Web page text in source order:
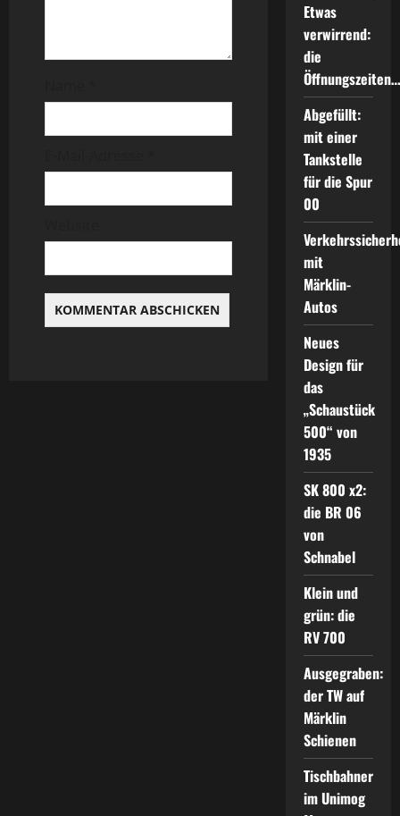
a
t
i
o
n
Etwas
verwirrend:
die
Öffnungszeiten…
Abgefüllt:
mit einer
Tankstelle
für die Spur
00
mit
Märklin-
Autos
Neues
Design für
das
„Schaustück
500“ von
1935
SK 800 x2:
die BR 06
von
Schnabel
Klein und
grün: die
RV 700
Ausgegraben:
der TW auf
Märklin
Schienen
Tischbahner
im Unimog